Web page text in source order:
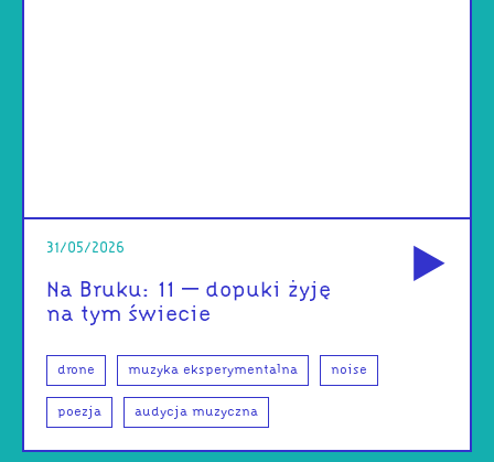
31/05/2026
Na Bruku: 11 – dopuki żyję
na tym świecie
drone muzyka eksperymentalna noise
poezja audycja muzyczna